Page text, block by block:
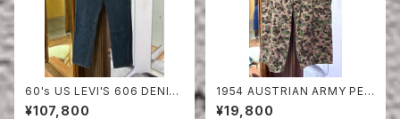
60's US LEVI'S 606 DENIM
PANTS
¥107,800
1954 AUSTRIAN ARMY PEA
DOT CAMO FIERD PANTS
¥19,800